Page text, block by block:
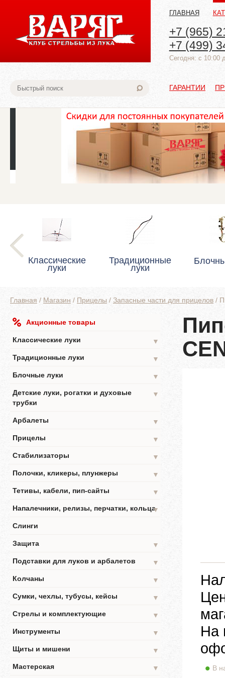
ГЛАВНАЯ
+7 (965)
+7 (499)
Cегодня: с 10:00
ГАРАНТИИ
Классические
луки
Традиционные
луки
Главная / Магазин / Прицелы / Запасные части для прицелов /
Акционные товары
Классические луки
▼
Традиционные луки
▼
Блочные луки
▼
Детские луки, рогатки и духовые
трубки
▼
Арбалеты
▼
Прицелы
▼
Стабилизаторы
▼
Полочки, кликеры, плунжеры
▼
Тетивы, кабели, пип-сайты
▼
Напалечники, релизы, перчатки, кольца▼
Слинги
Защита
▼
Подставки для луков и арбалетов
▼
Колчаны
▼
Сумки, чехлы, тубусы, кейсы
▼
Стрелы и комплектующие
▼
Инструменты
▼
Щиты и мишени
▼
Мастерская
▼
На
В